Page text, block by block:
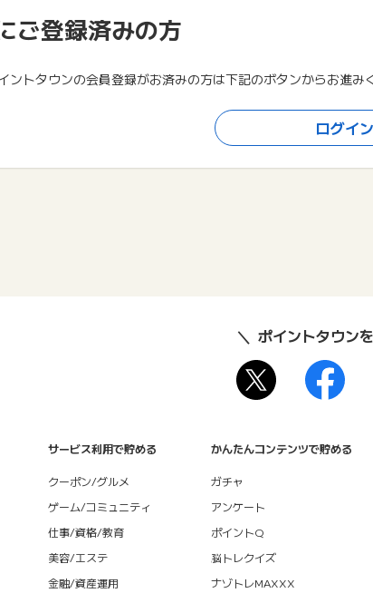
ご登録済みの方
ントタウンの会員登録がお済みの方は下記のボタンからお進み
ログイ
ポイントタウン
サービス利用で貯める
クーポン/グルメ
ゲーム/コミュニティ
仕事/資格/教育
美容/エステ
金融/資産運用
かんたんコンテンツで貯める
ガチャ
アンケート
ポイントQ
脳トレクイズ
ナゾトレMAXXX